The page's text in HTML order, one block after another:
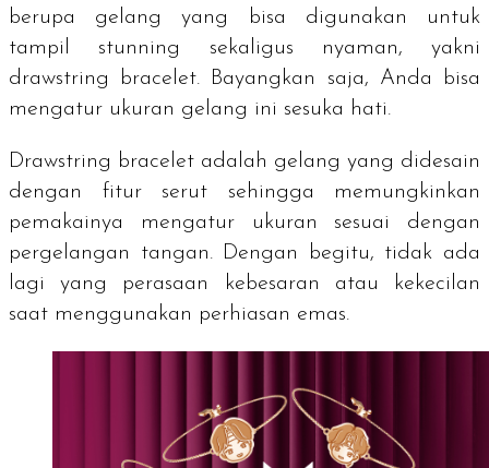
berupa gelang yang bisa digunakan untuk
tampil stunning
sekaligus nyaman, yakni
drawstring bracelet. Bayangkan saja, Anda bisa
mengatur ukuran gelang ini sesuka hati.
Drawstring bracelet adalah gelang yang didesain
dengan fitur serut sehingga memungkinkan
pemakainya mengatur ukuran sesuai dengan
pergelangan tangan. Dengan begitu, tidak ada
lagi yang perasaan kebesaran atau kekecilan
saat menggunakan perhiasan emas.